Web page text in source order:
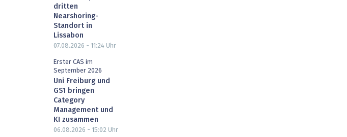
dritten
Nearshoring-
Standort in
Lissabon
07.08.2026 - 11:24 Uhr
Erster CAS im
September 2026
Uni Freiburg und
GS1 bringen
Category
Management und
KI zusammen
06.08.2026 - 15:02 Uhr